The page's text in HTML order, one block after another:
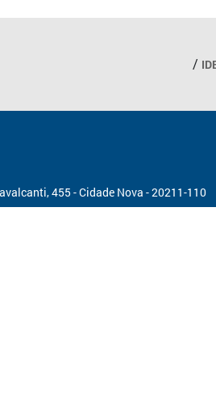
455 - Cidade Nova - 20211-110